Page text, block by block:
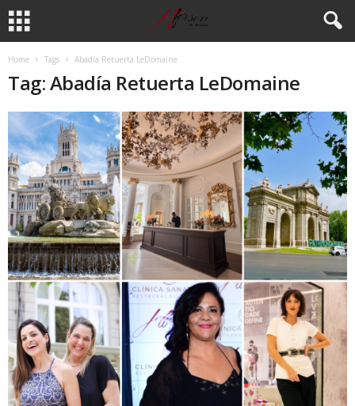
Home Tags Abadía Retuerta LeDomaine
Tag: Abadía Retuerta LeDomaine